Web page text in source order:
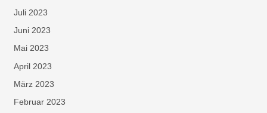
Juli 2023
Juni 2023
Mai 2023
April 2023
März 2023
Februar 2023